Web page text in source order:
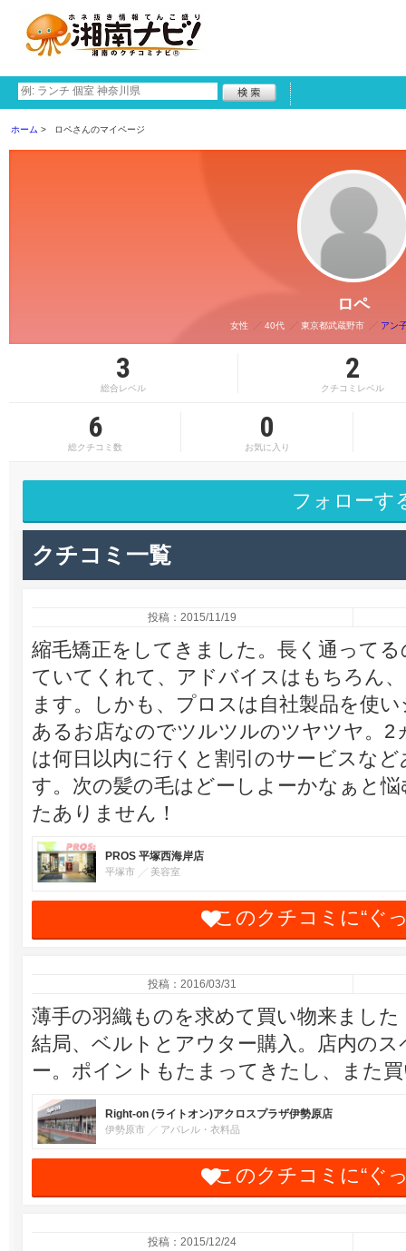
ホーム ロペさんのマイページ
ロペ
女性 40代 東京都武蔵野市 アン
3
総合レベル
2
クチコミレベル
6
総クチコミ数
0
お気に入り
フォローす
クチコミ一覧
投稿：2015/11/19
縮毛矯正をしてきました。長く通って
ていてくれて、アドバイスはもちろん
ます。しかも、プロスは自社製品を使
あるお店なのでツルツルのツヤツヤ。2
は何日以内に行くと割引のサービスな
す。次の髪の毛はどーしよーかなぁと
たありません！
PROS 平塚西海岸店
平塚市 美容室
このクチコミに“ぐ
投稿：2016/03/31
薄手の羽織ものを求めて買い物来まし
結局、ベルトとアウター購入。店内の
ー。ポイントもたまってきたし、また
Right-on (ライトオン)アクロスプラザ伊勢原店
伊勢原市 アパレル・衣料品
このクチコミに“ぐ
投稿：2015/12/24